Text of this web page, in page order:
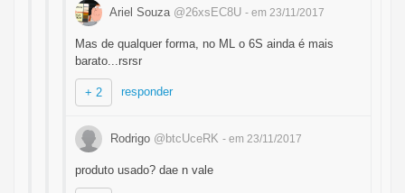
Ariel Souza @26xsEC8U - em 23/11/2017
Mas de qualquer forma, no ML o 6S ainda é mais
barato...rsrsr
+ 2 responder
Rodrigo @btcUceRK - em 23/11/2017
produto usado? dae n vale